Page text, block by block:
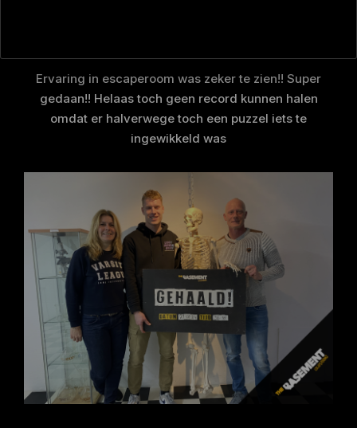
Ervaring in escaperoom was zeker te zien!! Super
gedaan!! Helaas toch geen record kunnen halen
omdat er halverwege toch een puzzel iets te
ingewikkeld was